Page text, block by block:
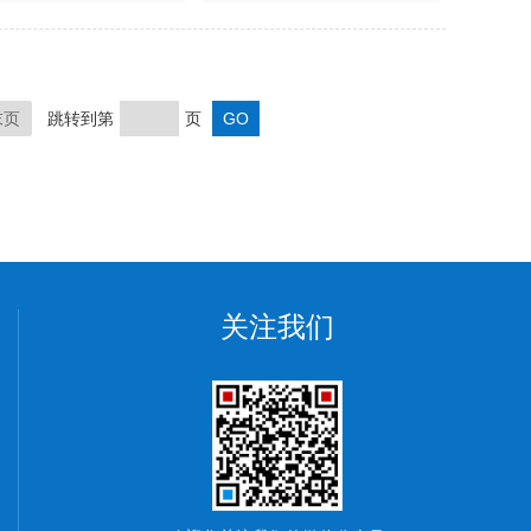
页 跳转到第 页
关注我们